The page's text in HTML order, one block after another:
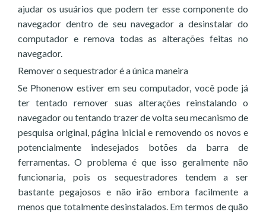
ajudar os usuários que podem ter esse componente do
navegador dentro de seu navegador a desinstalar do
computador e remova todas as alterações feitas no
navegador.
Remover o sequestrador é a única maneira
Se Phonenow estiver em seu computador, você pode já
ter tentado remover suas alterações reinstalando o
navegador ou tentando trazer de volta seu mecanismo de
pesquisa original, página inicial e removendo os novos e
potencialmente indesejados botões da barra de
ferramentas. O problema é que isso geralmente não
funcionaria, pois os sequestradores tendem a ser
bastante pegajosos e não irão embora facilmente a
menos que totalmente desinstalados. Em termos de quão